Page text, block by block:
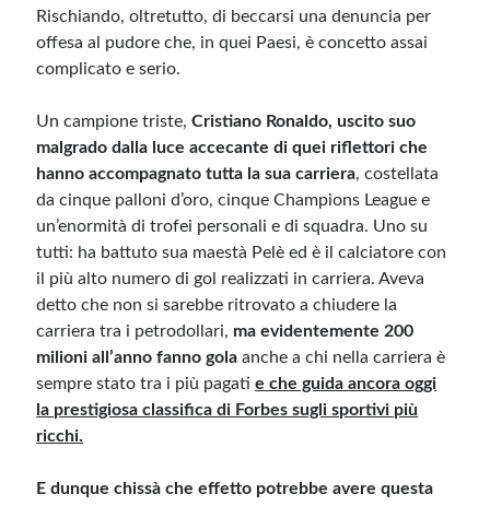
Rischiando, oltretutto, di beccarsi una denuncia per
offesa al pudore che, in quei Paesi, è concetto assai
complicato e serio.
Un campione triste,Cristiano Ronaldo, uscito suo
malgrado dalla luce accecante di quei riflettori che
hanno accompagnato tutta la sua carriera, costellata
da cinque palloni d’oro, cinque Champions League e
un’enormità di trofei personali e di squadra. Uno su
tutti: ha battuto sua maestà Pelè ed è il calciatore con
il più alto numero di gol realizzati in carriera. Aveva
detto che non si sarebbe ritrovato a chiudere la
carriera tra i petrodollari, ma evidentemente 200
milioni all’anno fanno gola anche a chi nella carriera è
sempre stato tra i più pagatie che guida ancora oggi
la prestigiosa classifica di Forbes sugli sportivi più
ricchi.
E dunque chissà che effetto potrebbe avere questa